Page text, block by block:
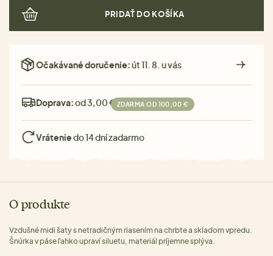
PRIDAŤ DO KOŠÍKA
Očakávané doručenie:út 11. 8. u vás
Doprava:od 3,00 € ZDARMA OD 100,00 €
Vráteniedo 14 dní zadarmo
O produkte
Vzdušné midi šaty s netradičným riasením na chrbte a skladom vpredu.
Šnúrka v páse ľahko upraví siluetu, materiál príjemne splýva.